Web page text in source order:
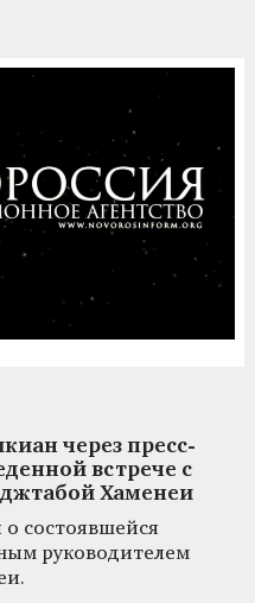
через пресс-
встрече с
Хаменеи
состоявшейся
руководителем